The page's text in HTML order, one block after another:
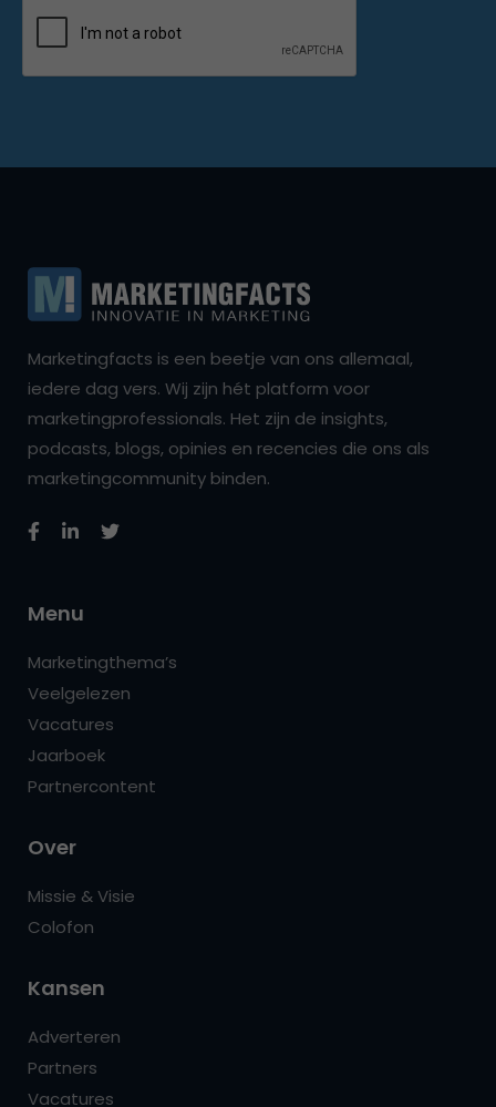
Marketingfacts is een beetje van ons allemaal,
iedere dag vers. Wij zijn hét platform voor
marketingprofessionals. Het zijn de insights,
podcasts, blogs, opinies en recencies die ons als
marketingcommunity binden.
Menu
Marketingthema’s
Veelgelezen
Vacatures
Jaarboek
Partnercontent
Over
Missie & Visie
Colofon
Kansen
Adverteren
Partners
Vacatures